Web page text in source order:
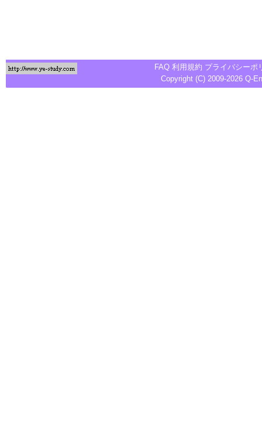
FAQ 利用規約 プライバシーポ
Copyright (C) 2009-2026 Q-